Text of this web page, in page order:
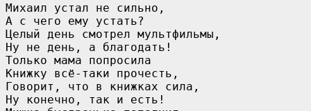
Михаил устал не сильно,
А с чего ему устать?
Целый день смотрел мультфильмы,
Ну не день, а благодать!
Только мама попросила
Книжку всё-таки прочесть,
Говорит, что в книжках сила,
Ну конечно, так и есть!